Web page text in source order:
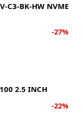
C3-BK-HW NVME
-27%
2.5 INCH
-22%